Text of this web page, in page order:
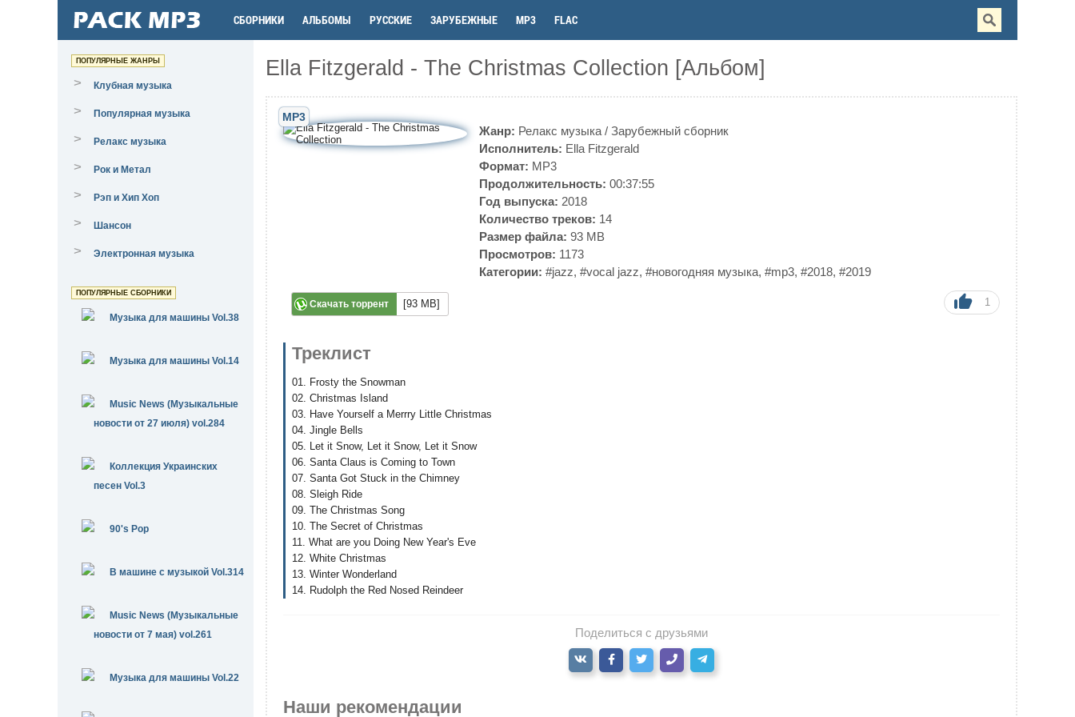
СБОРНИКИ АЛЬБОМЫ РУССКИЕ ЗАРУБЕЖНЫЕ MP3 FLAC
Ella Fitzgerald - The Christmas Collection [Альбом]
MP3
Жанр: Релакс музыка / Зарубежный сборник
Исполнитель: Ella Fitzgerald
Формат: MP3
Продолжительность: 00:37:55
Год выпуска: 2018
Количество треков: 14
Размер файла: 93 MB
Просмотров: 1173
Категории: #jazz, #vocal jazz, #новогодняя музыка, #mp3, #2018, #2019
Скачать торрент [93 MB] 1
Треклист
01. Frosty the Snowman
02. Christmas Island
03. Have Yourself a Merrry Little Christmas
04. Jingle Bells
05. Let it Snow, Let it Snow, Let it Snow
06. Santa Claus is Coming to Town
07. Santa Got Stuck in the Chimney
08. Sleigh Ride
09. The Christmas Song
10. The Secret of Christmas
11. What are you Doing New Year's Eve
12. White Christmas
13. Winter Wonderland
14. Rudolph the Red Nosed Reindeer
Поделиться с друзьями
Наши рекомендации
ПОПУЛЯРНЫЕ ЖАНРЫ
> Клубная музыка
> Популярная музыка
> Релакс музыка
> Рок и Метал
> Рэп и Хип Хоп
> Шансон
> Электронная музыка
ПОПУЛЯРНЫЕ СБОРНИКИ
Музыка для машины Vol.38
Музыка для машины Vol.14
Music News (Музыкальные
новости от 27 июля) vol.284
Коллекция Украинских
песен Vol.3
90's Pop
В машине с музыкой Vol.314
Music News (Музыкальные
новости от 7 мая) vol.261
Музыка для машины Vol.22